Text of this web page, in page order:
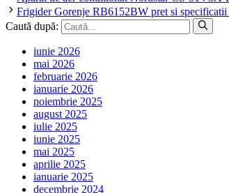
Frigider Gorenje RB6152BW pret si specificatii
Caută după:
iunie 2026
mai 2026
februarie 2026
ianuarie 2026
noiembrie 2025
august 2025
iulie 2025
iunie 2025
mai 2025
aprilie 2025
ianuarie 2025
decembrie 2024